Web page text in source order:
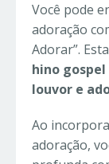
Você pode
adoração
Adorar”.
hino gospel
louvor e
Ao
adoração,